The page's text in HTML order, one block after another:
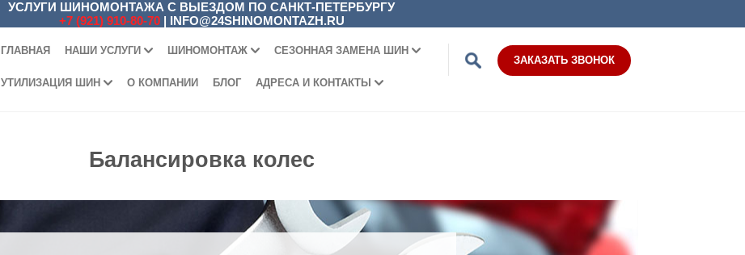
УСЛУГИ ШИНОМОНТАЖА С ВЫЕЗДОМ ПО САНКТ-ПЕТЕРБУРГУ
+7 (921) 910-80-70| INFO@24SHINOMONTAZH.RU
ГЛАВНАЯ НАШИ УСЛУГИ ШИНОМОНТАЖ СЕЗОННАЯ ЗАМЕНА ШИН
УТИЛИЗАЦИЯ ШИН О КОМПАНИИ БЛОГ АДРЕСА И КОНТАКТЫ
ЗАКАЗАТЬ ЗВОНОК
Балансировка колес